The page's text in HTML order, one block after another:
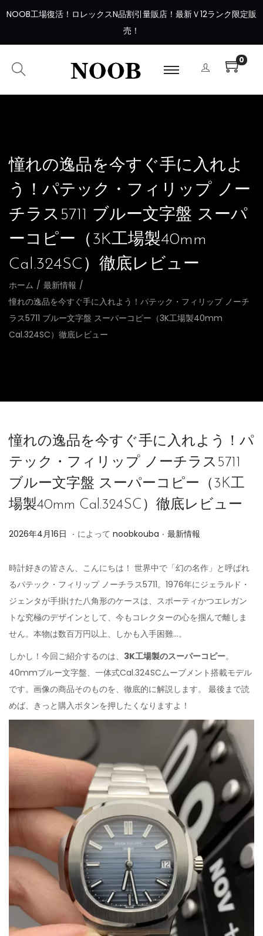
NOOB工場復活 ！ ロレックスN品割引量販店！最新Ｖ12ランク限定販
売！
0
憧れの逸品を今すぐ手に入れよ
う！パテック・フィリップ ノー
チラス5711 ブルー文字盤 スーパ
ーコピー（3K工場製40mm
Cal.324SC）徹底レビュー
ホーム / 最新情報 /
憧れの逸品を今すぐ手に入れよう！パテック・フィリップ ノーチ
ラス5711 ブルー文字盤 スーパーコピー（3K工場製40mm
Cal.324SC）徹底レビュー
憧れの逸品を今すぐ手に入れよう！パ
テック・フィリップ ノーチラス5711
ブルー文字盤 スーパーコピー（3K工
場製40mm Cal.324SC）徹底レビュー
投
日
2026年4月16日 2
2
6
年
4
月
. によって noobkouba . 投
日
最新情報
時計好きの皆さん、こんにちは！ 世界中で「幻の名作」と呼ばれ
るパテック・フィリップ ノーチラス5711。1976年にジェラルド・
ジェンタが手掛けた八角形のケースは、スポーティかつエレガン
トな究極のデザインとして、今もコレクターの心を掴んで離しま
せん。本物は数百万円以上、しかも入手困難…。
しかし！今回ご紹介するのは、 3K工場製のスーパーコピー。
40mmブルー文字盤、一体式Cal.324SCムーブメント搭載モデル
です。画像の商品そのものを、徹底的に解説します。 最後まで読
めば、きっと購入ボタンを押したくなりますよ！